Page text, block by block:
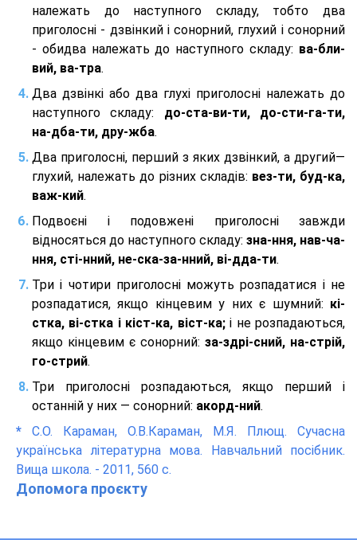
належать до наступного складу, тобто два
приголосні - дзвінкий і сонорний, глухий і сонорний
- обидва належать до наступного складу: ва-бли-
вий, ва-тра.
Два дзвінкі або два глухі приголосні належать до
наступного складу: до-ста-ви-ти, до-сти-га-ти,
на-дба-ти, дру-жба.
Два приголосні, перший з яких дзвінкий, а другий—
глухий, належать до різних складів: вез-ти, буд-ка,
важ-кий.
Подвоєні і подовжені приголосні завжди
відносяться до наступного складу: зна-ння, нав-ча-
ння, сті-нний, не-ска-за-нний, ві-дда-ти.
Три і чотири приголосні можуть розпадатися і не
розпадатися, якщо кінцевим у них є шумний: кі-
стка, ві-стка і кіст-ка, віст-ка;і не розпадаються,
якщо кінцевим є сонорний: за-здрі-сний, на-стрій,
го-стрий.
Три приголосні розпадаються, якщо перший і
останній у них — сонорний: акорд-ний.
* С.О. Караман, О.В.Караман, М.Я. Плющ. Сучасна
українська літературна мова. Навчальний посібник.
Вища школа. - 2011, 560 с.
Допомога проєкту